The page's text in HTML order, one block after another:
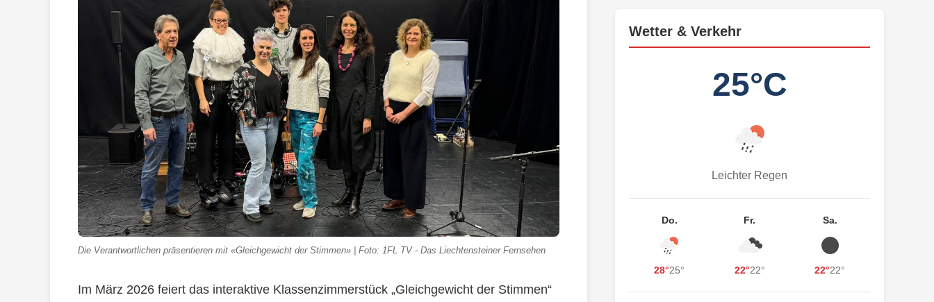
Die Verantwortlichen präsentieren mit «Gleichgewicht der Stimmen» | Foto: 1FL TV - Das Liechtensteiner Fernsehen
Im März 2026 feiert das interaktive Klassenzimmerstück „Gleichgewicht der Stimmen“
Wetter & Verkehr
25°C
Leichter Regen
Do.
28°25°
Fr.
22°22°
Sa.
22°22°